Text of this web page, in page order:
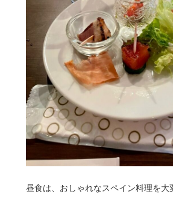
昼食は、おしゃれなスペイン料理を大